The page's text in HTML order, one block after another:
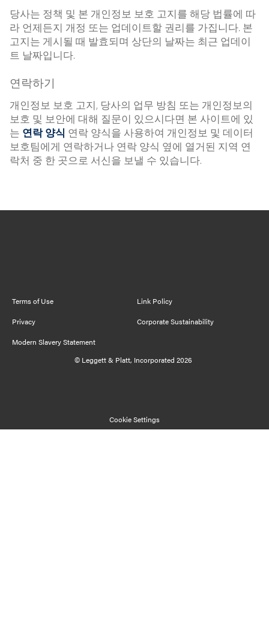
당사는 정책 및 본 개인정보 보호 고지를 해당 법률에 따
라 언제든지 개정 또는 업데이트할 권리를 가집니다. 본
고지는 게시될 때 발효되며 상단의 날짜는 최근 업데이
트 날짜입니다.
연락하기
개인정보 보호 고지, 당사의 업무 방침 또는 개인정보의
보호 및 보안에 대해 질문이 있으시다면 본 사이트에 있
는 연락 양식 연락 양식을 사용하여 개인정보 및 데이터
보호팀에게 연락하거나 연락 양식 옆에 열거된 지역 연
락처 중 한 곳으로 서신을 보낼 수 있습니다.
Cookie Settings